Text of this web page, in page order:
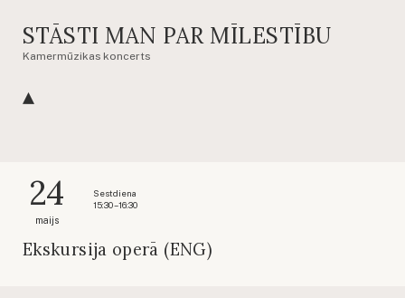
STĀSTI MAN PAR MĪLESTĪBU
Kamermūzikas koncerts
24
maijs
Sestdiena
15:30 – 16:30
Ekskursija operā (ENG)